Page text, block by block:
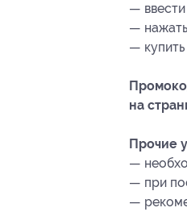
—
—
—
на
Прочие
—
— при
—